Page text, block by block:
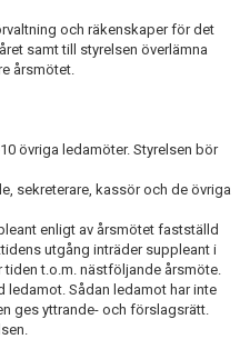
och räkenskaper för det
samt till styrelsen överlämna
årsmötet.
övriga ledamöter. Styrelsen bör
sekreterare, kassör och de övriga
enligt av årsmötet fastställd
utgång inträder suppleant i
t.o.m. nästföljande årsmöte.
ledamot. Sådan ledamot har inte
ges yttrande- och förslagsrätt.